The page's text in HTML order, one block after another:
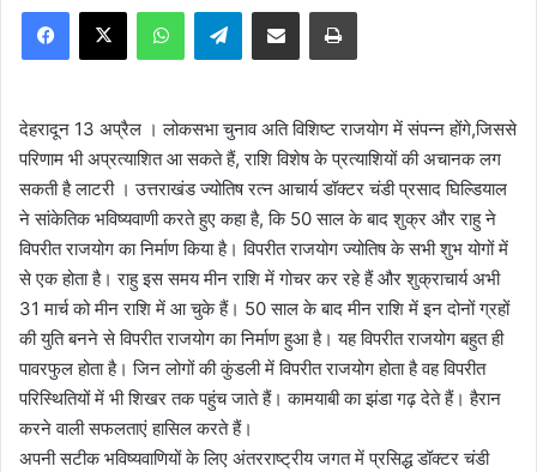
n
d
a
i
l
Telegram
देहरादून 13 अप्रैल । लोकसभा चुनाव अति विशिष्ट राजयोग में संपन्न होंगे,जिससे
परिणाम भी अप्रत्याशित आ सकते हैं, राशि विशेष के प्रत्याशियों की अचानक लग
सकती है लाटरी । उत्तराखंड ज्योतिष रत्न आचार्य डॉक्टर चंडी प्रसाद घिल्डियाल
ने सांकेतिक भविष्यवाणी करते हुए कहा है, कि 50 साल के बाद शुक्र और राहु ने
विपरीत राजयोग का निर्माण किया है। विपरीत राजयोग ज्योतिष के सभी शुभ योगों में
से एक होता है। राहु इस समय मीन राशि में गोचर कर रहे हैं और शुक्राचार्य अभी
31 मार्च को मीन राशि में आ चुके हैं। 50 साल के बाद मीन राशि में इन दोनों ग्रहों
की युति बनने से विपरीत राजयोग का निर्माण हुआ है। यह विपरीत राजयोग बहुत ही
पावरफुल होता है। जिन लोगों की कुंडली में विपरीत राजयोग होता है वह विपरीत
परिस्थितियों में भी शिखर तक पहुंच जाते हैं। कामयाबी का झंडा गढ़ देते हैं। हैरान
करने वाली सफलताएं हासिल करते हैं।
अपनी सटीक भविष्यवाणियों के लिए अंतरराष्ट्रीय जगत में प्रसिद्ध डॉक्टर चंडी